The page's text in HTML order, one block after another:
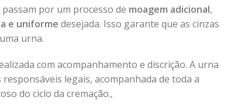
por um processo de moagem adicional,
e uniforme desejada. Isso garante que as cinzas
urna.
com acompanhamento e discrição. A urna
legais, acompanhada de toda a
do ciclo da cremação.,